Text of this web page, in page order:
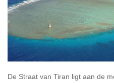
De Straat van Tiran ligt aan de